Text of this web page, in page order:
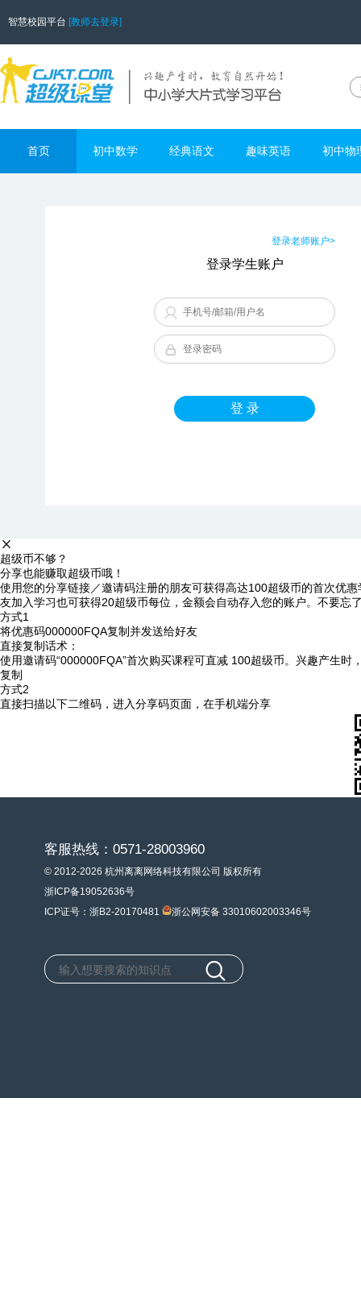
智慧校园平台 [教师去登录]
首页 初中数学 经典语文 趣味英语 初中物
登录老师账户>
登录学生账户
登 录
超级币不够？
分享也能赚取超级币哦！
使用您的分享链接／邀请码注册的朋友可获得高达100超级币的首次优
友加入学习也可获得20超级币每位，金额会自动存入您的账户。不要忘
方式1
将优惠码000000FQA复制并发送给好友
直接复制话术：
使用邀请码“000000FQA”首次购买课程可直减 100超级币。兴趣产生时
复制
方式2
直接扫描以下二维码，进入分享码页面，在手机端分享
客服热线：0571-28003960
© 2012-2026 杭州离离网络科技有限公司 版权所有
浙ICP备19052636号
ICP证号：浙B2-20170481
浙公网安备 33010602003346号